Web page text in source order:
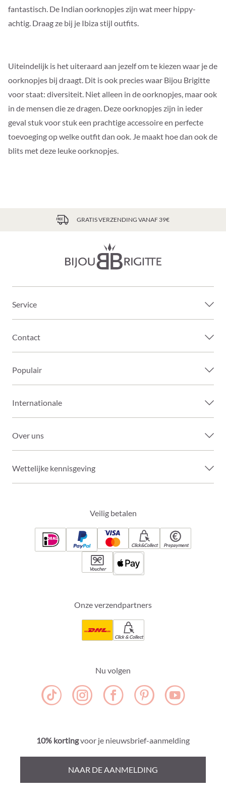
fantastisch. De Indian oorknopjes zijn wat meer hippy-
achtig. Draag ze bij je Ibiza stijl outfits.
Uiteindelijk is het uiteraard aan jezelf om te kiezen waar je de
oorknopjes bij draagt. Dit is ook precies waar Bijou Brigitte
voor staat: diversiteit. Niet alleen in de oorknopjes, maar ook
in de mensen die ze dragen. Deze oorknopjes zijn in ieder
geval stuk voor stuk een prachtige accessoire en perfecte
toevoeging op welke outfit dan ook. Je maakt hoe dan ook de
blits met deze leuke oorknopjes.
GRATIS VERZENDING VANAF 39€
Service
Contact
Populair
Internationale
Over uns
Wettelijke kennisgeving
Veilig betalen
Click&Collect Prepayment
Voucher
Onze verzendpartners
Click & Collect
Nu volgen
10% kortingvoor je nieuwsbrief-aanmelding
NAAR DE AANMELDING